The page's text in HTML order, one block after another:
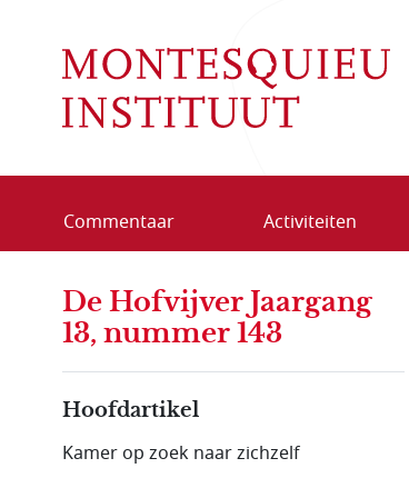
Commentaar Activiteiten
De Hofvijver Jaargang
13, nummer 143
Hoofdartikel
Kamer op zoek naar zichzelf